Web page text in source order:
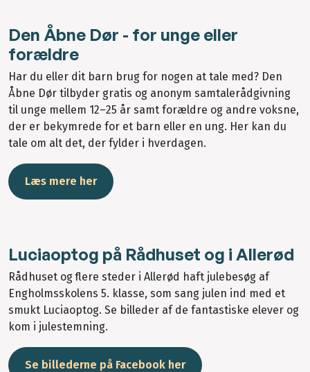
Den Åbne Dør - for unge eller
forældre
Har du eller dit barn brug for nogen at tale med? Den
Åbne Dør tilbyder gratis og anonym samtalerådgivning
til unge mellem 12–25 år samt forældre og andre voksne,
der er bekymrede for et barn eller en ung. Her kan du
tale om alt det, der fylder i hverdagen.
Læs mere her
Luciaoptog på Rådhuset og i Allerød
Rådhuset og flere steder i Allerød haft julebesøg af
Engholmsskolens 5. klasse, som sang julen ind med et
smukt Luciaoptog. Se billeder af de fantastiske elever og
kom i julestemning.
Se billederne på Facebook her